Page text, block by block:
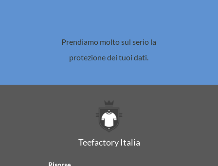
Prendiamo molto sul serio la
protezione dei tuoi dati.
Teefactory Italia